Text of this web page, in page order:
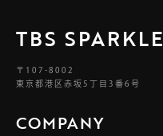
TBS SPARKLE
〒107-8002
東京都港区赤坂5丁目3番6号
COMPANY